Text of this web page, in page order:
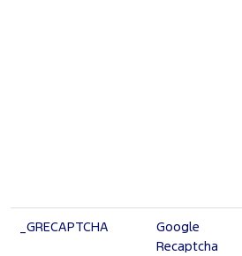
_GRECAPTCHA
Google
Recaptcha